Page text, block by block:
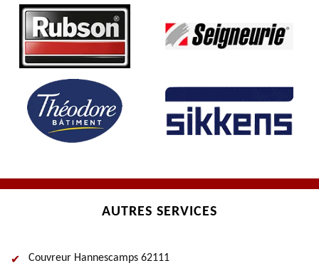
AUTRES SERVICES
Couvreur Hannescamps 62111